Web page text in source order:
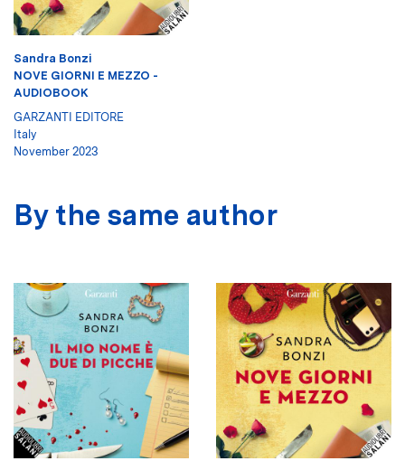
Sandra Bonzi
NOVE GIORNI E MEZZO -
AUDIOBOOK
GARZANTI EDITORE
Italy
November 2023
By the same author